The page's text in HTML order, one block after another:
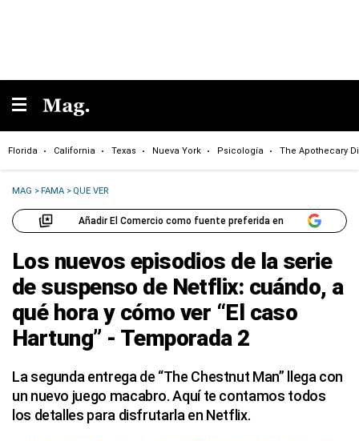
Florida California Texas Nueva York Psicología The Apothecary
MAG >FAMA > QUE VER
Añadir El Comercio como fuente preferida en
Los nuevos episodios de la serie
de suspenso de Netflix: cuándo, a
qué hora y cómo ver “El caso
Hartung” - Temporada 2
La segunda entrega de “The Chestnut Man” llega con
un nuevo juego macabro. Aquí te contamos todos
los detalles para disfrutarla en Netflix.